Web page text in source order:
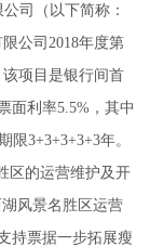
司（以下简称：
公司2018年度第
项目是银行间首
面利率5.5%，其中
限3+3+3+3+3年。
区的运营维护及开
风景名胜区运营
持票据一步拓展瘦